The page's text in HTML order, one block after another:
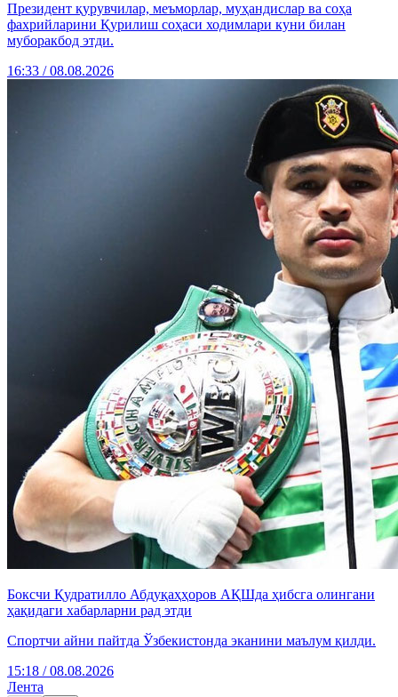
Президент қурувчилар, меъморлар, муҳандислар ва соҳа
фахрийларини Қурилиш соҳаси ходимлари куни билан
муборакбод этди.
16:33 / 08.08.2026
Боксчи Қудратилло Абдуқаҳҳоров АҚШда ҳибсга олингани
ҳақидаги хабарларни рад этди
Спортчи айни пайтда Ўзбекистонда эканини маълум қилди.
15:18 / 08.08.2026
Лента